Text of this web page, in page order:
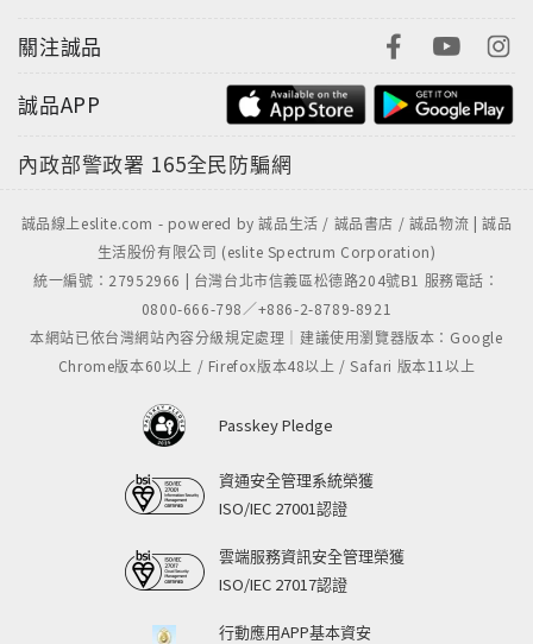
關注誠品
誠品APP
內政部警政署 165全民防騙網
誠品線上eslite.com - powered by 誠品生活 / 誠品書店 / 誠品物流 | 誠品
生活股份有限公司 (eslite Spectrum Corporation)
統一編號：27952966 | 台灣台北市信義區松德路204號B1 服務電話：
0800-666-798／+886-2-8789-8921
本網站已依台灣網站內容分級規定處理｜建議使用瀏覽器版本：Google
Chrome版本60以上 / Firefox版本48以上 / Safari 版本11以上
Passkey Pledge
資通安全管理系統榮獲
ISO/IEC 27001認證
雲端服務資訊安全管理榮獲
ISO/IEC 27017認證
行動應用APP基本資安